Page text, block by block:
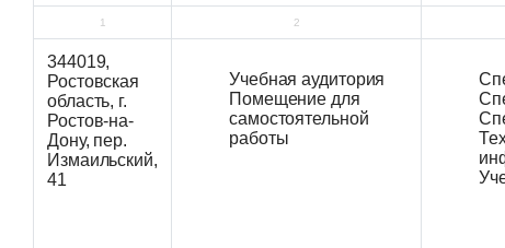
1 2
344019,
Ростовская
область, г.
Ростов-на-
Дону, пер.
Измаильский,
41
Учебная аудитория
Помещение для
самостоятельной
работы